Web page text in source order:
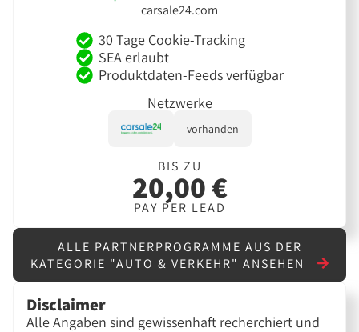
carsale24.com
30 Tage Cookie-Tracking
SEA erlaubt
Produktdaten-Feeds verfügbar
Netzwerke
vorhanden
BIS ZU
20,00 €
PAY PER LEAD
ALLE PARTNERPROGRAMME AUS DER
KATEGORIE "AUTO & VERKEHR" ANSEHEN
Disclaimer
Alle Angaben sind gewissenhaft recherchiert und